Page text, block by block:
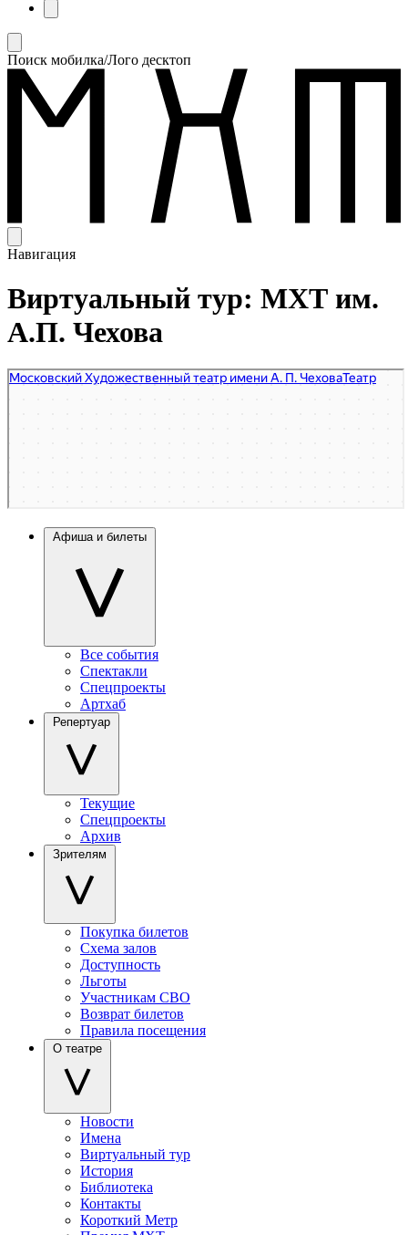
Поиск мобилка/Лого десктоп
Навигация
Виртуальный тур: МХТ им.
А.П. Чехова
Афиша и билеты
Все события
Спектакли
Спецпроекты
Артхаб
Репертуар
Текущие
Спецпроекты
Архив
Зрителям
Покупка билетов
Схема залов
Доступность
Льготы
Участникам СВО
Возврат билетов
Правила посещения
О театре
Новости
Имена
Виртуальный тур
История
Библиотека
Контакты
Короткий Метр